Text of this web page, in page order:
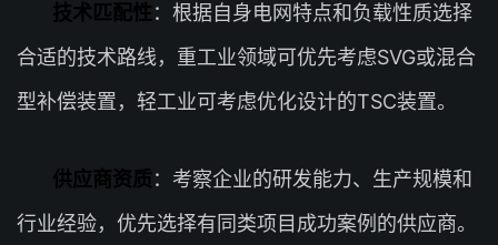
技术匹配性：根据自身电网特点和负载性质选择
合适的技术路线，重工业领域可优先考虑SVG或混合
型补偿装置，轻工业可考虑优化设计的TSC装置。
供应商资质：考察企业的研发能力、生产规模和
行业经验，优先选择有同类项目成功案例的供应商。